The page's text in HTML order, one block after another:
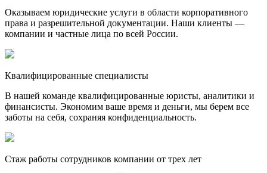
Оказываем юридические услуги в области корпоративного
права и разрешительной документации. Наши клиенты —
компании и частные лица по всей России.
Квалифицированные специалисты
В нашей команде квалифицированные юристы, аналитики и
финансисты. Экономим ваше время и деньги, мы берем все
заботы на себя, сохраняя конфиденциальность.
Стаж работы сотрудников компании от трех лет